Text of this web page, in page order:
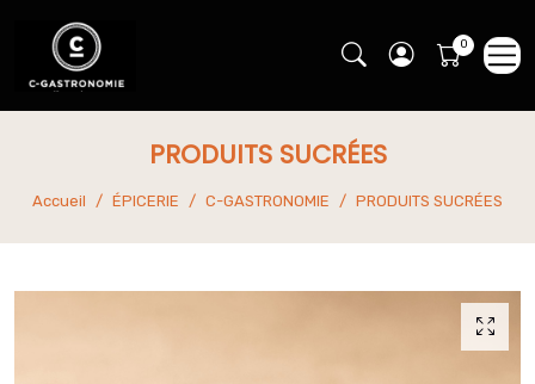
PRODUITS SUCRÉES
Accueil ÉPICERIE C-GASTRONOMIE PRODUITS SUCRÉES